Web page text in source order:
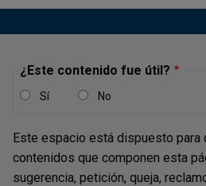
¿Este contenido fue útil?
Sí No
Este espacio está dispuesto para
contenidos que componen esta
sugerencia, petición, queja,